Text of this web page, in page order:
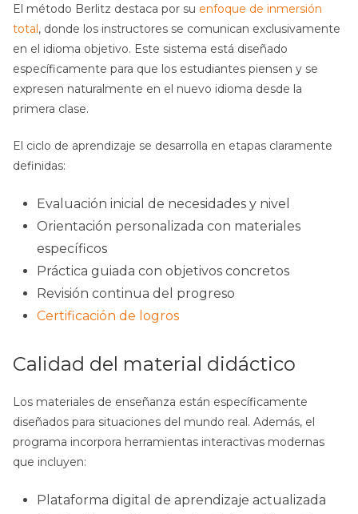
El método Berlitz destaca por su enfoque de inmersión
total, donde los instructores se comunican exclusivamente
en el idioma objetivo. Este sistema está diseñado
específicamente para que los estudiantes piensen y se
expresen naturalmente en el nuevo idioma desde la
primera clase.
El ciclo de aprendizaje se desarrolla en etapas claramente
definidas:
Evaluación inicial de necesidades y nivel
Orientación personalizada con materiales
específicos
Práctica guiada con objetivos concretos
Revisión continua del progreso
Certificación de logros
Calidad del material didáctico
Los materiales de enseñanza están específicamente
diseñados para situaciones del mundo real. Además, el
programa incorpora herramientas interactivas modernas
que incluyen:
Plataforma digital de aprendizaje actualizada